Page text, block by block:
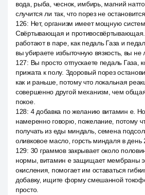
вода, рыба, чеснок, имбирь, магний
случится ли так, что порез не
126: Нет, организм имеет мощную
Свёртывающая и
работают в паре, как педаль Газа и
вы убираете избыточную вязкость, вы не
127: Вы просто отпускаете педаль Газа,
прижата к полу. Здоровый порез
как и раньше, потому что локальная
совершенно другой механизм, чем общая
покое.
128: 4 добавка по желанию витамин е.
намеренно говорю, пожелание, потому
получать из еды миндаль, семена
оливковое масло, горсть миндаля в день
129: 30 граммов закрывает около
нормы, витамин е защищает мембраны
окисления, помогает им оставаться
добавку, ищите форму смешанной
просто.